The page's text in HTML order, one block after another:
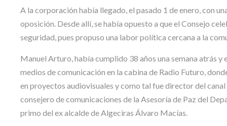
A la corporación había llegado, el pasado 1 de enero, con
oposición. Desde allí, se había opuesto a que el Consejo
seguridad, pues propuso una labor política cercana a la
Manuel Arturo, había cumplido 38 años una semana atrás
medios de comunicación en la cabina de Radio Futuro,
en proyectos audiovisuales y como tal fue director del
consejero de comunicaciones de la Asesoría de Paz del
primo del ex alcalde de Algeciras Álvaro Macías.